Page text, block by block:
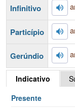
Infinitivo
Particípio
Gerúndio
Indicativo
Presente